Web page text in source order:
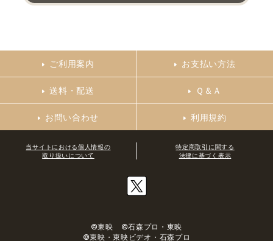
ご利用案内 お支払い方法
送料・配送 Ｑ＆Ａ
お問い合わせ 利用規約
当サイトにおける個人情報の
取り扱いについて
特定商取引に関する
法律に基づく表示
©東映 ©石森プロ・東映
©東映・東映ビデオ・石森プロ